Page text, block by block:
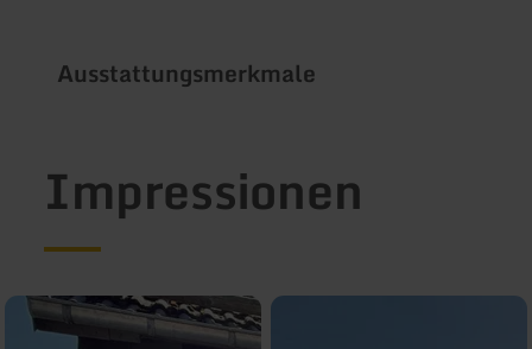
Ausstattungsmerkmale
Impressionen